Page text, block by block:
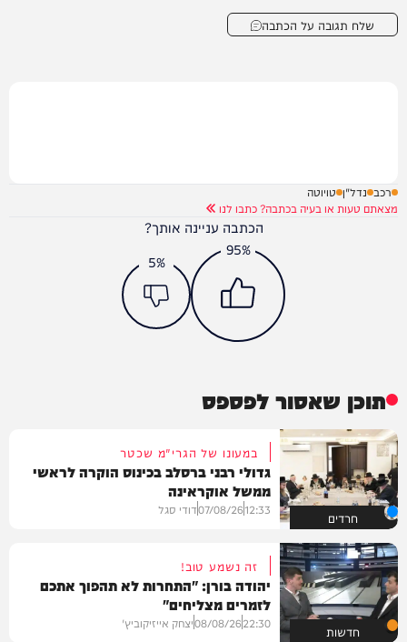
שלח תגובה על הכתבה
רכב נדל"ן טויוטה
מצאתם טעות או בעיה בכתבה? כתבו לנו
הכתבה עניינה אותך?
95%
5%
תוכן שאסור לפספס
חרדים
במעונו של הגרי"מ שכטר
גדולי רבני ברסלב בכינוס הוקרה לראשי
ממשל אוקראינה
12:33
07/08/26דודי סגל
חדשות
זה נשמע טוב!
יהודה בורן: "התחרות לא תהפוך אתכם
לזמרים מצליחים"
22:30
08/08/26יצחק אייזיקוביץ'